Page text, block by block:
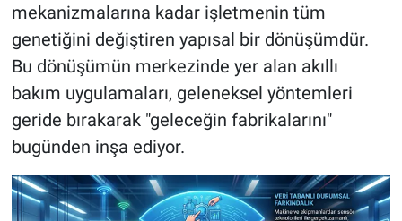
mekanizmalarına kadar işletmenin tüm
genetiğini değiştiren yapısal bir dönüşümdür.
Bu dönüşümün merkezinde yer alan akıllı
bakım uygulamaları, geleneksel yöntemleri
geride bırakarak "geleceğin fabrikalarını"
bugünden inşa ediyor.